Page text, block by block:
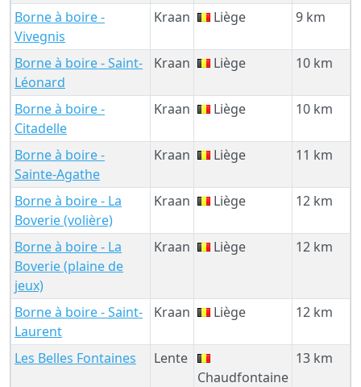
Borne à boire -
Vivegnis
Kraan Liège 9 km
Borne à boire - Saint-
Léonard
Kraan Liège 10 km
Borne à boire -
Citadelle
Kraan Liège 10 km
Borne à boire -
Sainte-Agathe
Kraan Liège 11 km
Borne à boire - La
Boverie (volière)
Kraan Liège 12 km
Borne à boire - La
Boverie (plaine de
jeux)
Kraan Liège 12 km
Borne à boire - Saint-
Laurent
Kraan Liège 12 km
Les Belles Fontaines
Lente
Chaudfontaine
13 km